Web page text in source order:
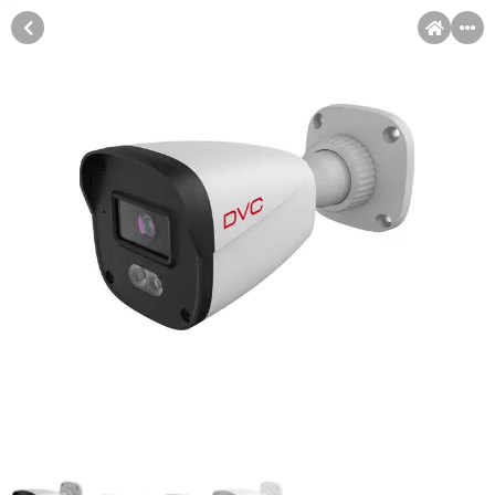
Račun
Sve je lakše kad se podijeli!